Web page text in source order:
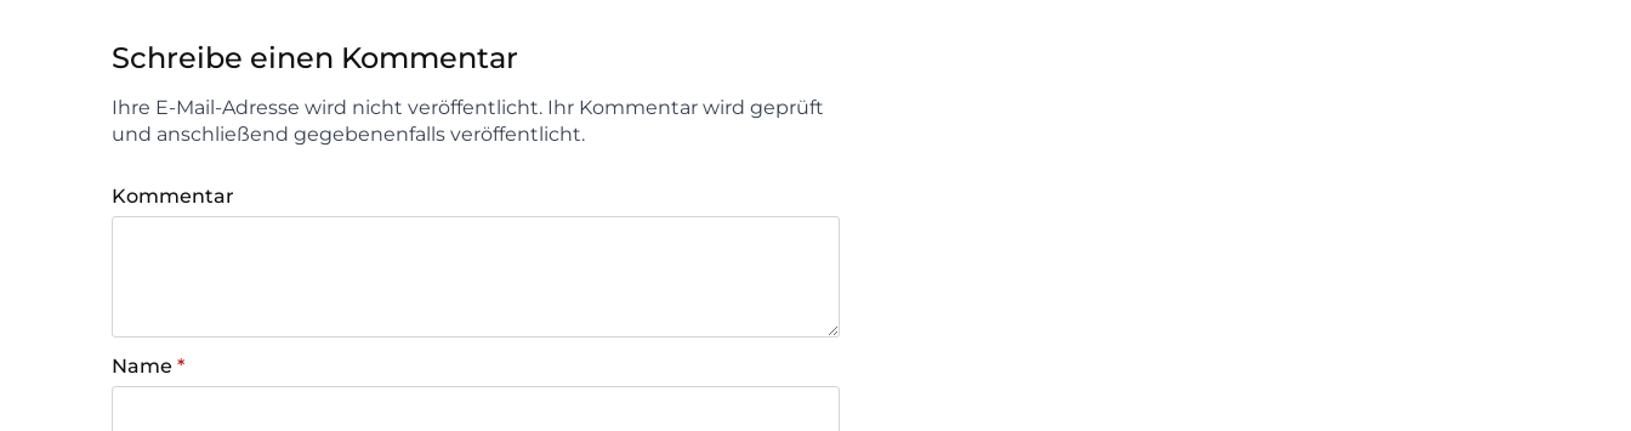
Schreibe einen Kommentar
Ihre E-Mail-Adresse wird nicht veröffentlicht. Ihr Kommentar wird geprüft
und anschließend gegebenenfalls veröffentlicht.
Kommentar
Name *